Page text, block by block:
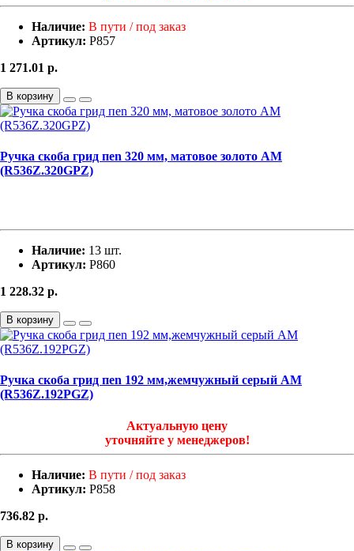
Наличие: В пути / под заказ
Артикул: Р857
1 271.01 р.
В корзину
Ручка скоба грид пen 320 мм, матовое золото АМ
(R536Z.320GPZ)
Наличие: 13 шт.
Артикул: Р860
1 228.32 р.
В корзину
Ручка скоба грид пen 192 мм,жемчужный серый АМ
(R536Z.192PGZ)
Актуальную цену
уточняйте у менеджеров!
Наличие: В пути / под заказ
Артикул: Р858
736.82 р.
В корзину